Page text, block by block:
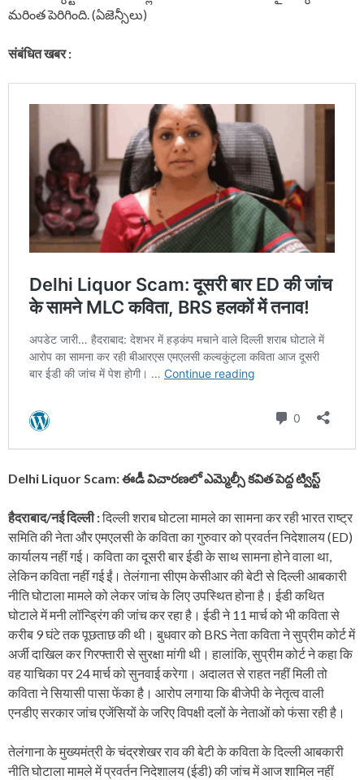
మరింత పెరిగింది. (ఏజెన్సీలు)
संबंधित खबर :
Delhi Liquor Scam: ఈడీ విచారణలో ఎమ్మెల్సీ కవిత పెద్ద ట్విస్ట్
हैदराबाद/नई दिल्ली :दिल्ली शराब घोटला मामले का सामना कर रही भारत राष्‍ट्र
समिति की नेता और एमएलसी के कविता का गुरुवार को प्रवर्तन निदेशालय (ED)
कार्यालय नहीं गई। कविता का दूसरी बार ईडी के साथ सामना होने वाला था,
लेकिन कविता नहीं गई ईं। तेलंगाना सीएम केसीआर की बेटी से दिल्‍ली आबकारी
नीति घोटाला मामले को लेकर जांच के लिए उपस्थित होना है। ईडी कथित
घोटाले में मनी लॉन्ड्रिंग की जांच कर रहा है। ईडी ने 11 मार्च को भी कविता से
करीब 9 घंटे तक पूछताछ की थी। बुधवार को BRS नेता कविता ने सुप्रीम कोर्ट में
अर्जी दाखिल कर गिरफ्तारी से सुरक्षा मांगी थी। हालांकि, सुप्रीम कोर्ट ने कहा कि
वह याचिका पर 24 मार्च को सुनवाई करेगा। अदालत से राहत नहीं मिली तो
कविता ने सियासी पासा फेंका है। आरोप लगाया कि बीजेपी के नेतृत्व वाली
एनडीए सरकार जांच एजेंसियों के जरिए विपक्षी दलों के नेताओं को फंसा रही है।
तेलंगाना के मुख्यमंत्री के चंद्रशेखर राव की बेटी के कविता के दिल्ली आबकारी
नीति घोटाला मामले में प्रवर्तन निदेशालय (ईडी) की जांच में आज शामिल नहीं